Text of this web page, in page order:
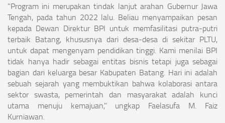
"Program ini merupakan tindak lanjut arahan Gubernur Jawa
Tengah, pada tahun 2022 lalu. Beliau menyampaikan pesan
kepada Dewan Direktur BPI untuk memfasilitasi putra-putri
terbaik Batang, khususnya dari desa-desa di sekitar PLTU,
untuk dapat mengenyam pendidikan tinggi. Kami menilai BPI
tidak hanya hadir sebagai entitas bisnis tetapi juga sebagai
bagian dari keluarga besar Kabupaten Batang. Hari ini adalah
sebuah sejarah yang membuktikan bahwa kolaborasi antara
sektor swasta, pemerintah dan masyarakat adalah kunci
utama menuju kemajuan," ungkap Faelasufa M. Faiz
Kurniawan.